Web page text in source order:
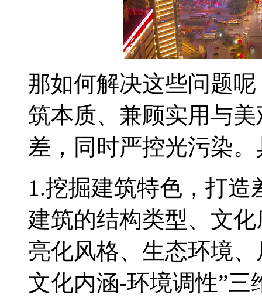
那如何解决这些问题
筑本质、兼顾实用与
差，同时严控光污染
1.挖掘建筑特色，打
建筑的结构类型、文
亮化风格、生态环境
文化内涵-环境调性”